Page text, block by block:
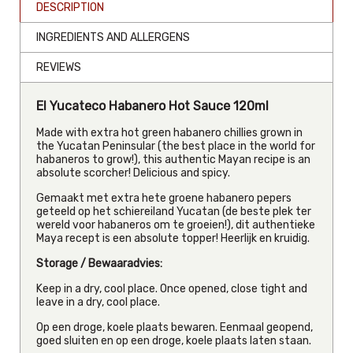
DESCRIPTION
INGREDIENTS AND ALLERGENS
REVIEWS
El Yucateco Habanero Hot Sauce 120ml
Made with extra hot green habanero chillies grown in
the Yucatan Peninsular (the best place in the world for
habaneros to grow!), this authentic Mayan recipe is an
absolute scorcher! Delicious and spicy.
Gemaakt met extra hete groene habanero pepers
geteeld op het schiereiland Yucatan (de beste plek ter
wereld voor habaneros om te groeien!), dit authentieke
Maya recept is een absolute topper! Heerlijk en kruidig.
Storage / Bewaaradvies:
Keep in a dry, cool place. Once opened, close tight and
leave in a dry, cool place.
Op een droge, koele plaats bewaren. Eenmaal geopend,
goed sluiten en op een droge, koele plaats laten staan.